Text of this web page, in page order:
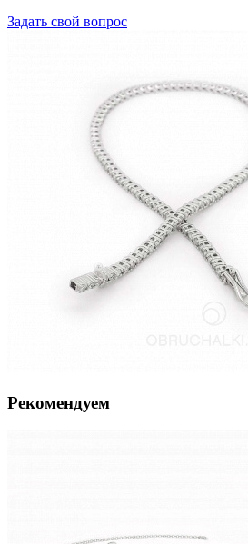
Задать свой вопрос
Рекомендуем